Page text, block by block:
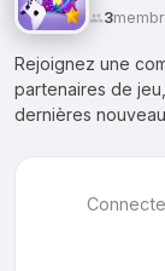
3
Rejoignez une
partenaires de
dernières